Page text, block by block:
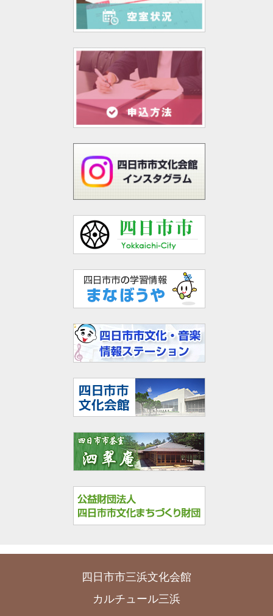
四日市市三浜文化会館
カルチュール三浜